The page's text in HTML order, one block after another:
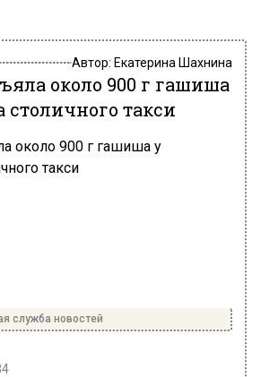
Автор: Екатерина Шахнина
около 900 г гашиша
столичного такси
служба новостей